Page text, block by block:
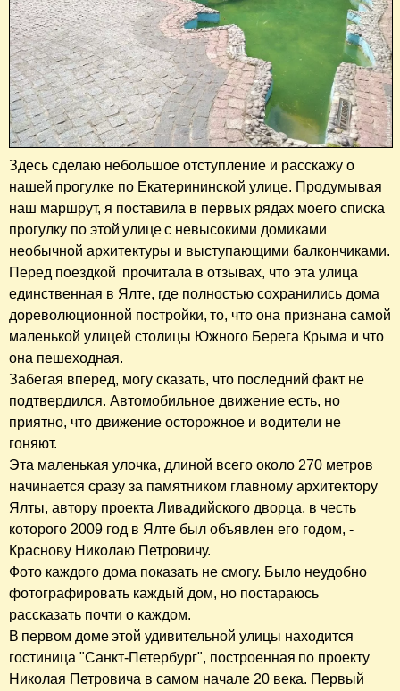
Здесь сделаю небольшое отступление и расскажу о
нашей прогулке по Екатерининской улице. Продумывая
наш маршрут, я поставила в первых рядах моего списка
прогулку по этой улице с невысокими домиками
необычной архитектуры и выступающими балкончиками.
Перед поездкой прочитала в отзывах, что эта улица
единственная в Ялте, где полностью сохранились дома
дореволюционной постройки, то, что она признана самой
маленькой улицей столицы Южного Берега Крыма и что
она пешеходная.
Забегая вперед, могу сказать, что последний факт не
подтвердился. Автомобильное движение есть, но
приятно, что движение осторожное и водители не
гоняют.
Эта маленькая улочка, длиной всего около 270 метров
начинается сразу за памятником главному архитектору
Ялты, автору проекта Ливадийского дворца, в честь
которого 2009 год в Ялте был объявлен его годом, -
Краснову Николаю Петровичу.
Фото каждого дома показать не смогу. Было неудобно
фотографировать каждый дом, но постараюсь
рассказать почти о каждом.
В первом доме этой удивительной улицы находится
гостиница "Санкт-Петербург", построенная по проекту
Николая Петровича в самом начале 20 века. Первый